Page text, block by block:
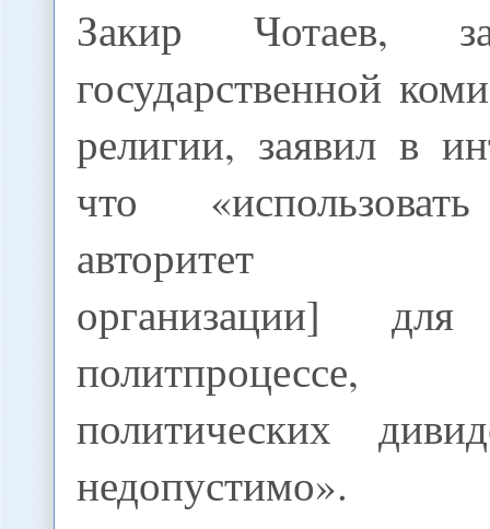
Закир Чотаев,
государственной
религии, заявил в
что
авторитет
организации]
политических
недопустимо».